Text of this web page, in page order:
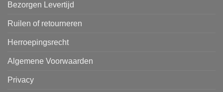
Bezorgen Levertijd
Ruilen of retourneren
Herroepingsrecht
Algemene Voorwaarden
Privacy